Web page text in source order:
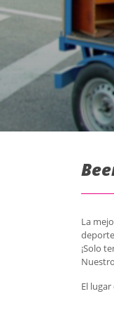
La
¡Solo
El